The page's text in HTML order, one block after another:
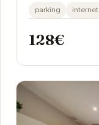
parking internet
128€